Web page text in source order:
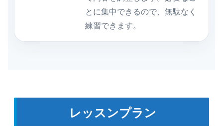
とに集中できるので、無駄なく
練習できます。
レッスンプラン